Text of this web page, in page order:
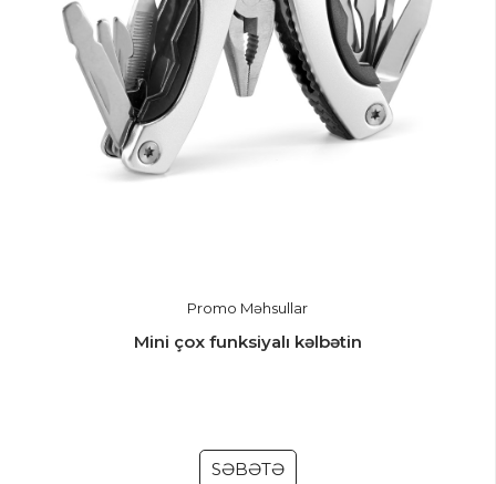
Promo Məhsullar
Mini çox funksiyalı kəlbətin
SƏBƏTƏ